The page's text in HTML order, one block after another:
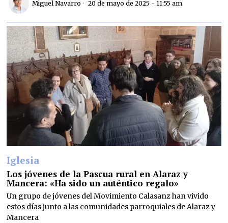
Miguel Navarro 20 de mayo de 2025 - 11:55 am
Iglesia
Los jóvenes de la Pascua rural en Alaraz y
Mancera: «Ha sido un auténtico regalo»
Un grupo de jóvenes del Movimiento Calasanz han vivido
estos días junto a las comunidades parroquiales de Alaraz y
Mancera